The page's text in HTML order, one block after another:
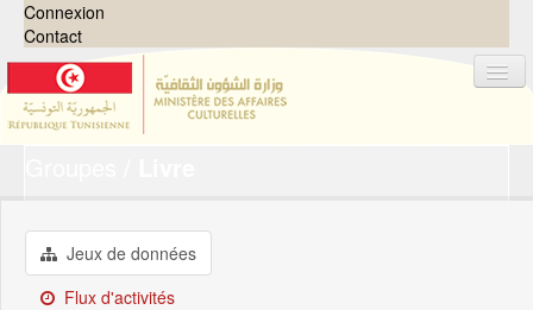
Connexion
Contact
Groupes
Demandes
Jeux de données
Flux d'activités